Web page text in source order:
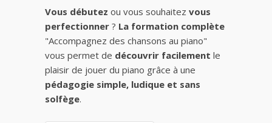
Vous débutez ou vous souhaitez vous
perfectionner ? La formation complète
"Accompagnez des chansons au piano"
vous permet de découvrir facilement le
plaisir de jouer du piano grâce à une
pédagogie simple, ludique et sans
solfège.